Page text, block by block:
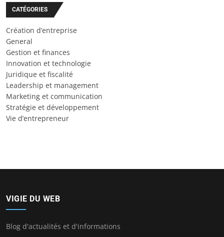
CATÉGORIES
Création d’entreprise
General
Gestion et finances
Innovation et technologie
Juridique et fiscalité
Leadership et management
Marketing et communication
Stratégie et développement
Vie d’entrepreneur
VIGIE DU WEB
Blog d'actualités et d'informations